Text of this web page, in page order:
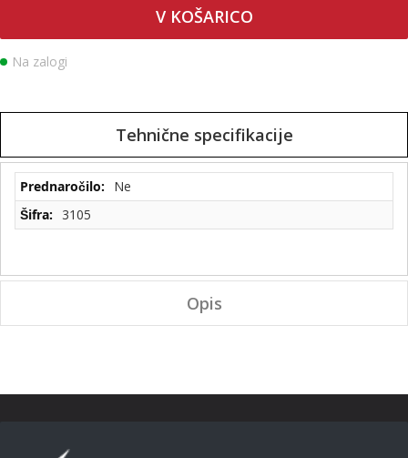
V KOŠARICO
Na zalogi
Tehnične specifikacije
Tehnične
specifikacije
Ne
3105
Opis